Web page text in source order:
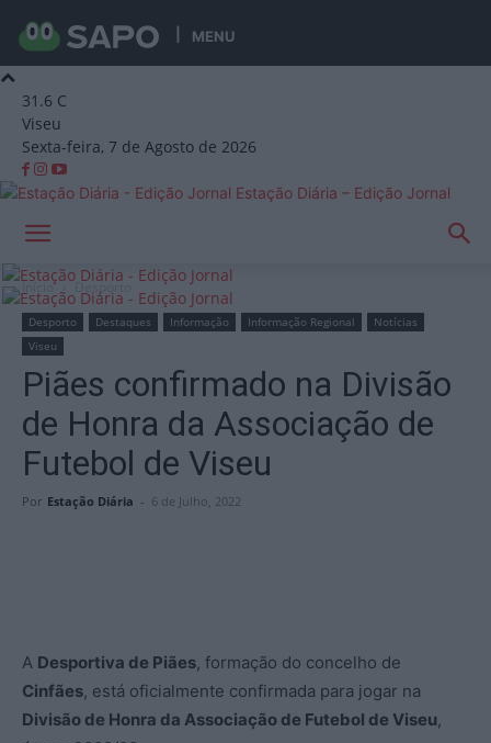
MENU
31.6 C
Viseu
Sexta-feira, 7 de Agosto de 2026
Estação Diária – Edição Jornal
Início Desporto
Desporto Destaques Informação Informação Regional
Notícias
Viseu
Piães confirmado na Divisão
de Honra da Associação de
Futebol de Viseu
Por Estação Diária - 6 de Julho, 2022
A Desportiva de Piães, formação do concelho de
Cinfães, está oficialmente confirmada para jogar na
Divisão de Honra da Associação de Futebol de Viseu,